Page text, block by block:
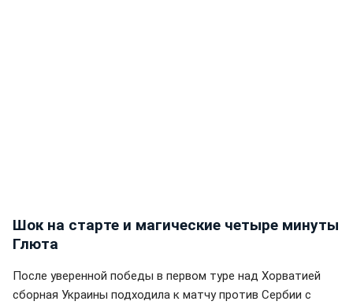
Шок на старте и магические четыре минуты
Глюта
После уверенной победы в первом туре над Хорватией
сборная Украины подходила к матчу против Сербии с